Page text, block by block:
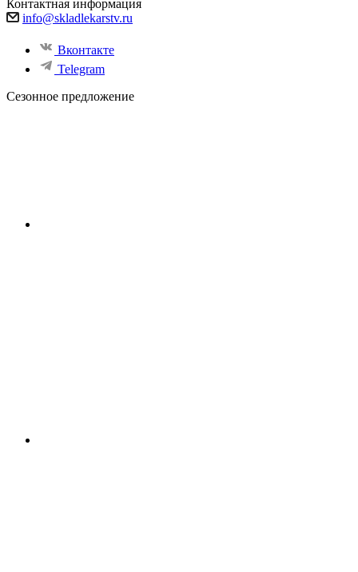
Контактная информация
info@skladlekarstv.ru
Вконтакте
Telegram
Сезонное предложение